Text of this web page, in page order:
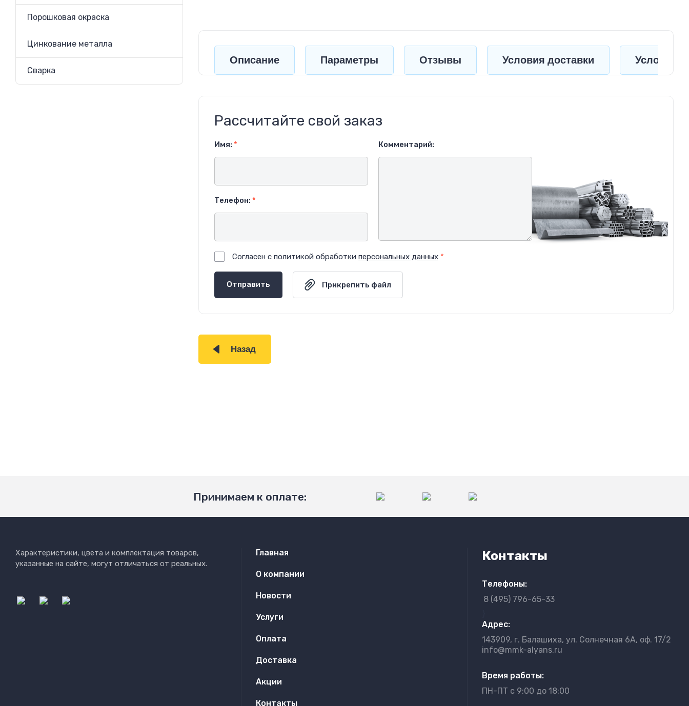
Порошковая окраска
Цинкование металла
Сварка
Описание Параметры Отзывы Условия доставки Условия
Рассчитайте свой заказ
Имя: *
Телефон: *
Комментарий:
Согласен с политикой обработки персональных данных *
Отправить
Назад
Принимаем к оплате:
Характеристики, цвета и комплектация товаров,
указанные на сайте, могут отличаться от реальных.
Главная
О компании
Новости
Услуги
Оплата
Доставка
Акции
Контакты
Контакты
Телефоны:
8 (495) 796-65-33
Адрес:
143909, г. Балашиха, ул. Солнечная 6А, оф. 17/2
info@mmk-alyans.ru
Время работы:
ПН-ПТ с 9:00 до 18:00